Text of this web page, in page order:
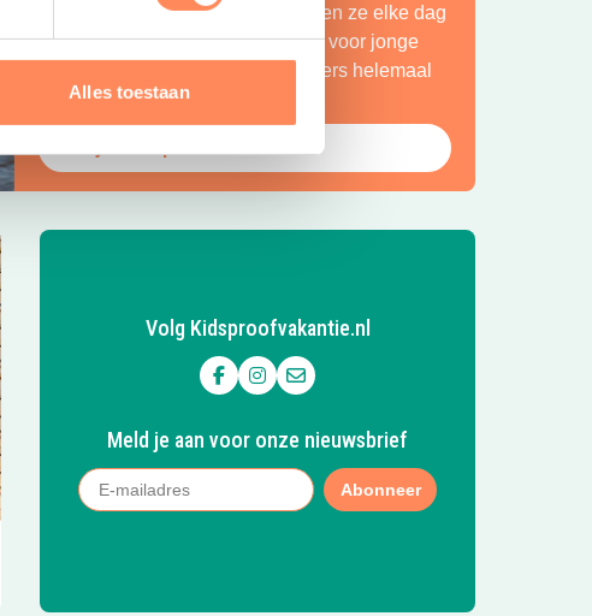
Alles toestaan
spetteren ze in de Vecht en beleven ze elke dag
een nieuw avontuur. Een paradijs voor jonge
ontdekkers én een plek waar ouders helemaal
tot rust komen.
Volg Kidsproofvakantie.nl
Volg ons op Facebook
Volg ons op Instagram
Mail ons
Meld je aan voor onze nieuwsbrief
Abonneer